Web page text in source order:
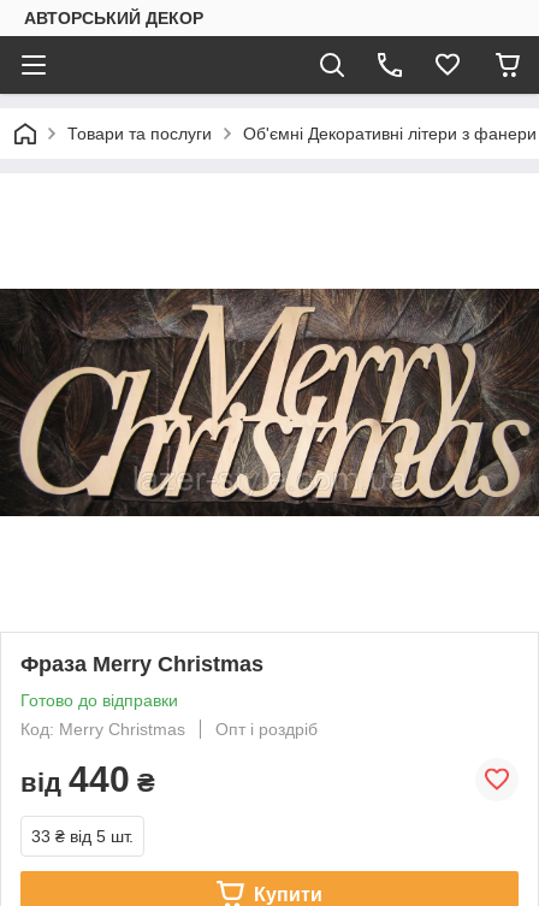
АВТОРСЬКИЙ ДЕКОР
Товари та послуги Об'ємні Декоративні літери з
Фраза Merry Christmas
Готово до відправки
Код: Merry Christmas
Опт і роздріб
від 440 ₴
33 ₴ від 5 шт.
Купити